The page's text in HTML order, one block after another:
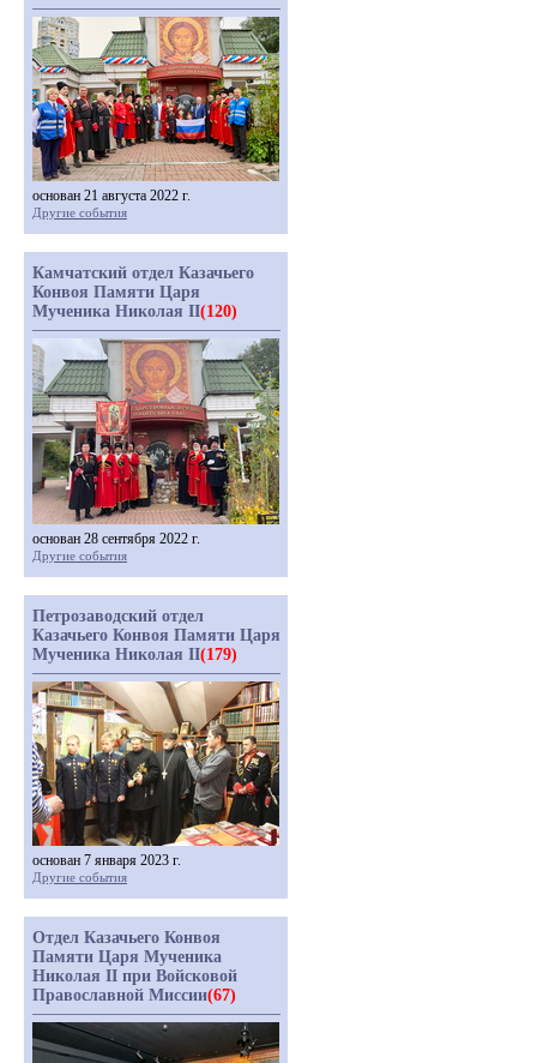
основан 21 августа 2022 г.
Другие события
Камчатский отдел Казачьего
Конвоя Памяти Царя
Мученика Николая II(120)
основан 28 сентября 2022 г.
Другие события
Петрозаводский отдел
Казачьего Конвоя Памяти Царя
Мученика Николая II(179)
основан 7 января 2023 г.
Другие события
Отдел Казачьего Конвоя
Памяти Царя Мученика
Николая II при Войсковой
Православной Миссии(67)